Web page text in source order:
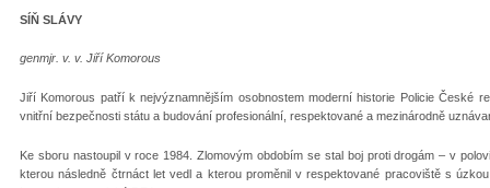
SÍŇ SLÁVY
genmjr. v. v. Jiří Komorous
Jiří Komorous patří k nejvýznamnějším osobnostem moderní historie Policie České
vnitřní bezpečnosti státu a budování profesionální, respektované a mezinárodně
Ke sboru nastoupil v roce 1984. Zlomovým obdobím se stal boj proti drogám – v
kterou následně čtrnáct let vedl a kterou proměnil v respektované pracoviště s